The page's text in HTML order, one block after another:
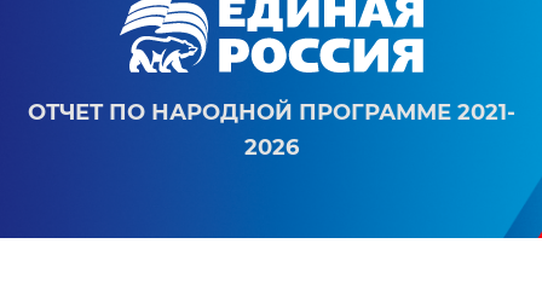
ОТЧЕТ ПО НАРОДНОЙ ПРОГРАММЕ 2021-
2026